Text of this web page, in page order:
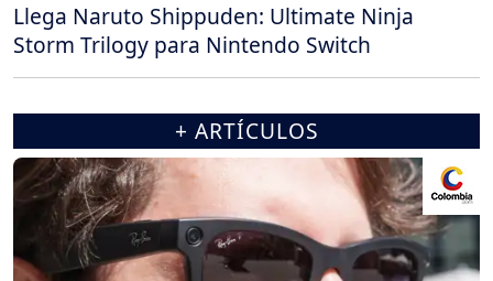
Llega Naruto Shippuden: Ultimate Ninja
Storm Trilogy para Nintendo Switch
+ ARTÍCULOS